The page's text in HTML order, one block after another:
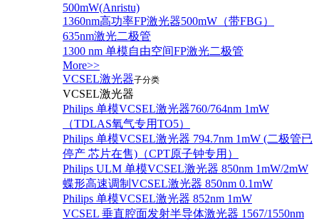
500mW(Anristu)
1360nm高功率FP激光器500mW（带FBG）
635nm激光二极管
1300 nm 单模自由空间FP激光二极管
More>>
VCSEL激光器子分类
VCSEL激光器
Philips 单模VCSEL激光器760/764nm 1mW
（TDLAS氧气专用TO5）
Philips 单模VCSEL激光器 794.7nm 1mW (二极管已
停产 芯片在售)（CPT原子钟专用）
Philips ULM 单模VCSEL激光器 850nm 1mW/2mW
蝶形高速调制VCSEL激光器 850nm 0.1mW
Philips 单模VCSEL激光器 852nm 1mW
VCSEL 垂直腔面发射半导体激光器 1567/1550nm